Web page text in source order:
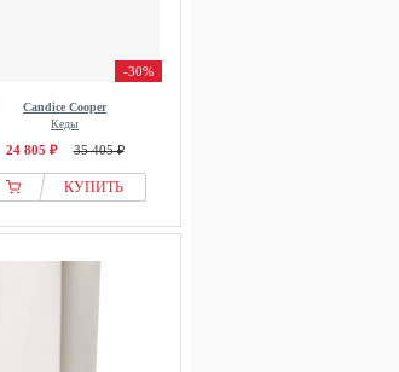
-30%
Candice Cooper
Кеды
24 805 ₽ 35 405 ₽
КУПИТЬ